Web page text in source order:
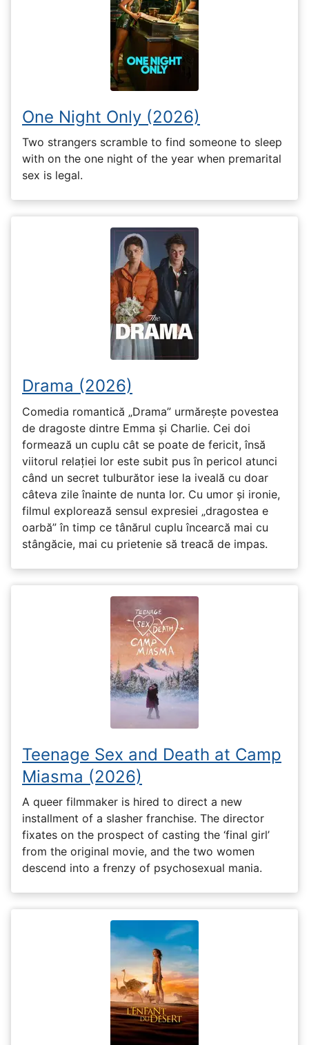
One Night Only (2026)
Two strangers scramble to find someone to sleep
with on the one night of the year when premarital
sex is legal.
Drama (2026)
Comedia romantică „Drama” urmărește povestea
de dragoste dintre Emma și Charlie. Cei doi
formează un cuplu cât se poate de fericit, însă
viitorul relației lor este subit pus în pericol atunci
când un secret tulburător iese la iveală cu doar
câteva zile înainte de nunta lor. Cu umor și ironie,
filmul explorează sensul expresiei „dragostea e
oarbă” în timp ce tânărul cuplu încearcă mai cu
stângăcie, mai cu prietenie să treacă de impas.
Teenage Sex and Death at Camp
Miasma (2026)
A queer filmmaker is hired to direct a new
installment of a slasher franchise. The director
fixates on the prospect of casting the ‘final girl’
from the original movie, and the two women
descend into a frenzy of psychosexual mania.